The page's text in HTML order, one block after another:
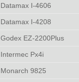
Datamax I-4606
Datamax I-4208
Godex EZ-2200Plus
Intermec Px4i
Monarch 9825